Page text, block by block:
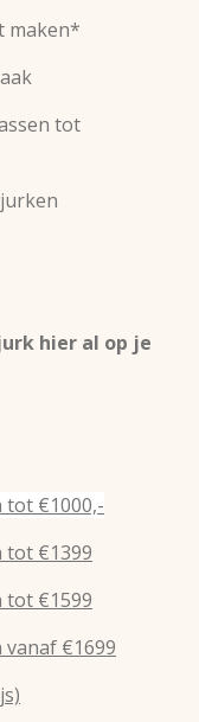
maken*
tot
hier al op je
€1000,-
tot €1399
tot €1599
€1699